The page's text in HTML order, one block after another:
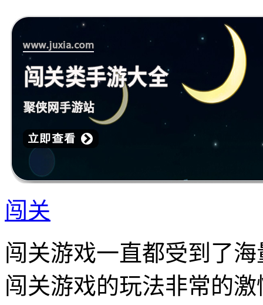
闯关
闯关游戏一直都受到了
闯关游戏的玩法非常的